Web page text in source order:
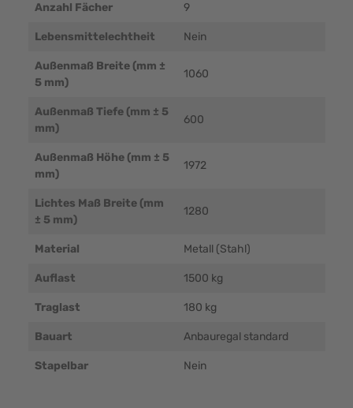
Anzahl Fächer 9
Lebensmittelechtheit Nein
Außenmaß Breite (mm ±
5 mm)
1060
Außenmaß Tiefe (mm ± 5
mm)
600
Außenmaß Höhe (mm ± 5
mm)
1972
Lichtes Maß Breite (mm
± 5 mm)
1280
Material Metall (Stahl)
Auflast 1500 kg
Traglast 180 kg
Bauart Anbauregal standard
Stapelbar Nein